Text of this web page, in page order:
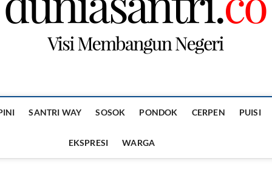
SANTRI WAY SOSOK PONDOK CERPEN PUISI
EKSPRESI WARGA